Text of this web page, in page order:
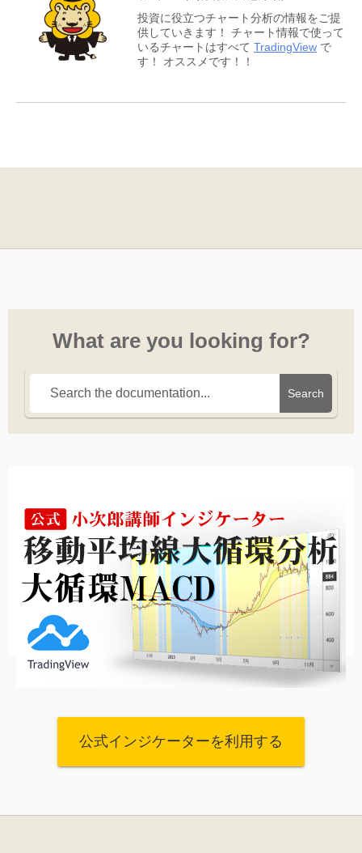
投資に役立つチャート分析の情報をご提
供していきます！ チャート情報で使って
いるチャートはすべて TradingView で
す！ オススメです！！
What are you looking for?
Search
公式インジケーターを利用する